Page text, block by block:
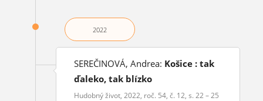
2022
SEREČINOVÁ, Andrea: Košice : tak
ďaleko, tak blízko
Hudobný život, 2022, roč. 54, č. 12, s. 22 – 25